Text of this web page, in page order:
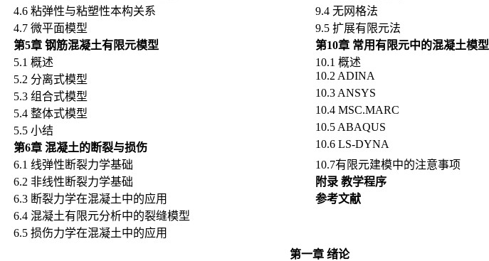
4.6 粘弹性与粘塑性本构关系 9.4 无网格法
4.7 微平面模型
9.5 扩展有限元法
第5章 钢筋混凝土有限元模型 第10章 常用有限元中的混凝土模型
5.1 概述 10.1 概述
5.2 分离式模型
10.2 ADINA
5.3 组合式模型
10.3 ANSYS
5.4 整体式模型
10.4 MSC.MARC
5.5 小结
10.5 ABAQUS
第6章 混凝土的断裂与损伤
10.6 LS-DYNA
6.1 线弹性断裂力学基础 10.7有限元建模中的注意事项
6.2 非线性断裂力学基础 附录 教学程序
6.3 断裂力学在混凝土中的应用
参考文献
6.4 混凝土有限元分析中的裂缝模型
6.5 损伤力学在混凝土中的应用
第一章 绪论